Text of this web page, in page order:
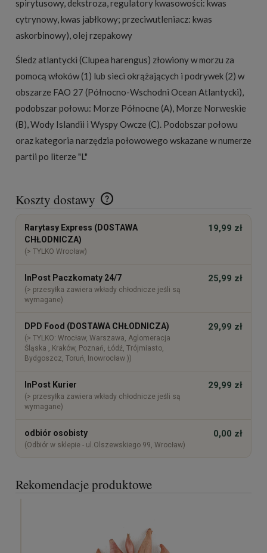
spirytusowy, dekstroza, regulatory kwasowości: kwas
cytrynowy, kwas jabłkowy; przeciwutleniacz: kwas
askorbinowy), olej rzepakowy
Śledz atlantycki (Clupea harengus) złowiony w morzu za
pomocą włoków (1) lub sieci okrążających i podrywek (2) w
obszarze FAO 27 (Północno-Wschodni Ocean Atlantycki),
podobszar połowu: Morze Północne (A), Morze Norweskie
(B), Wody Islandii i Wyspy Owcze (C). Podobszar połowu
oraz kategoria narzędzia połowowego wskazane w numerze
partii po literze "L"
Koszty dostawy
Cena nie zawiera ewentualnych kosztów płatności
Rarytasy Express (DOSTAWA
CHŁODNICZA)
(> TYLKO Wrocław)
19,99 zł
InPost Paczkomaty 24/7
(> przesyłka zawiera wkłady chłodnicze jeśli są
wymagane)
25,99 zł
DPD Food (DOSTAWA CHŁODNICZA)
(> TYLKO: Wrocław, Warszawa, Aglomeracja
Śląska , Kraków, Poznań, Łódź, Trójmiasto,
Bydgoszcz, Toruń, Inowrocław ))
29,99 zł
InPost Kurier
(> przesyłka zawiera wkłady chłodnicze jeśli są
wymagane)
29,99 zł
odbiór osobisty
(Odbiór w sklepie - ul.Olszewskiego 99, Wrocław)
0,00 zł
Rekomendacje produktowe